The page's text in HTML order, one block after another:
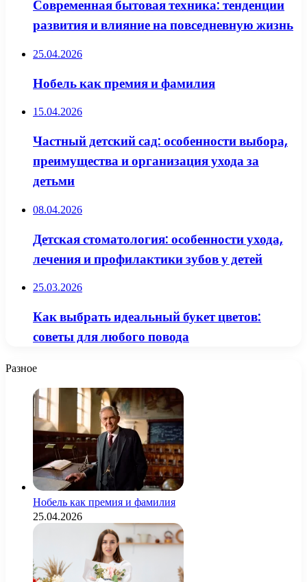
Современная бытовая техника: тенденции
развития и влияние на повседневную жизнь
25.04.2026
Нобель как премия и фамилия
15.04.2026
Частный детский сад: особенности выбора,
преимущества и организация ухода за
детьми
08.04.2026
Детская стоматология: особенности ухода,
лечения и профилактики зубов у детей
25.03.2026
Как выбрать идеальный букет цветов:
советы для любого повода
Разное
Нобель как премия и фамилия
25.04.2026